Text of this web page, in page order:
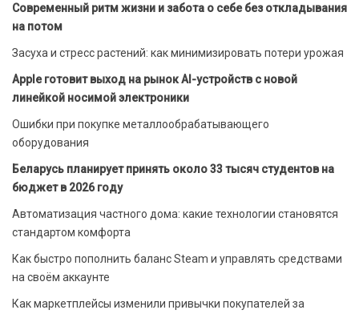
Современный ритм жизни и забота о себе без откладывания
на потом
Засуха и стресс растений: как минимизировать потери урожая
Apple готовит выход на рынок AI-устройств с новой
линейкой носимой электроники
Ошибки при покупке металлообрабатывающего
оборудования
Беларусь планирует принять около 33 тысяч студентов на
бюджет в 2026 году
Автоматизация частного дома: какие технологии становятся
стандартом комфорта
Как быстро пополнить баланс Steam и управлять средствами
на своём аккаунте
Как маркетплейсы изменили привычки покупателей за